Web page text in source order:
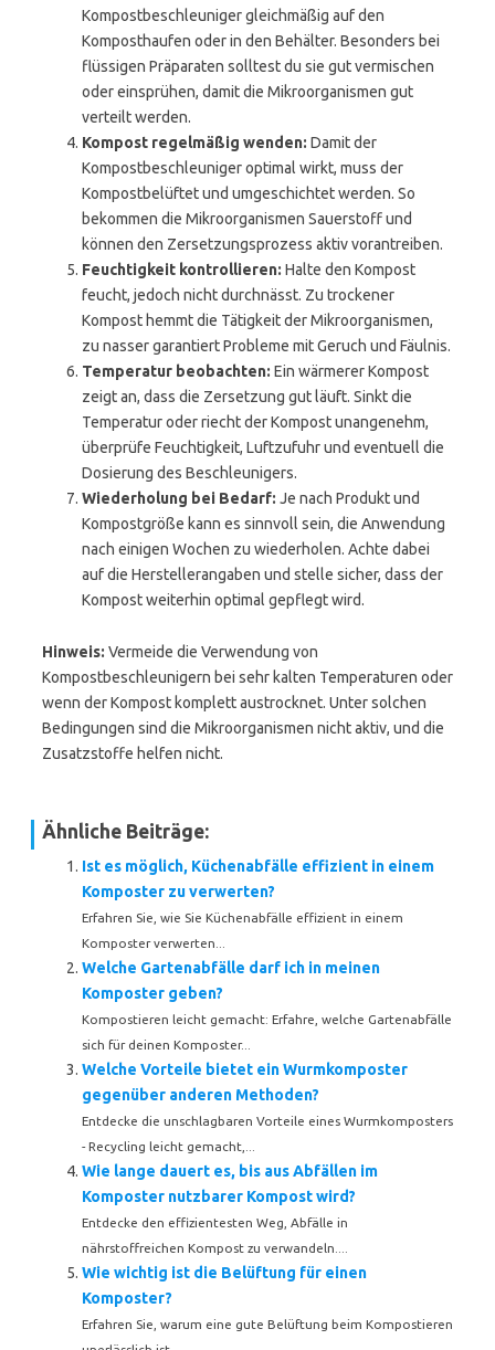
Kompostbeschleuniger gleichmäßig auf den
Komposthaufen oder in den Behälter. Besonders bei
flüssigen Präparaten solltest du sie gut vermischen
oder einsprühen, damit die Mikroorganismen gut
verteilt werden.
Kompost regelmäßig wenden: Damit der
Kompostbeschleuniger optimal wirkt, muss der
Kompostbelüftet und umgeschichtet werden. So
bekommen die Mikroorganismen Sauerstoff und
können den Zersetzungsprozess aktiv vorantreiben.
Feuchtigkeit kontrollieren: Halte den Kompost
feucht, jedoch nicht durchnässt. Zu trockener
Kompost hemmt die Tätigkeit der Mikroorganismen,
zu nasser garantiert Probleme mit Geruch und Fäulnis.
Temperatur beobachten: Ein wärmerer Kompost
zeigt an, dass die Zersetzung gut läuft. Sinkt die
Temperatur oder riecht der Kompost unangenehm,
überprüfe Feuchtigkeit, Luftzufuhr und eventuell die
Dosierung des Beschleunigers.
Wiederholung bei Bedarf: Je nach Produkt und
Kompostgröße kann es sinnvoll sein, die Anwendung
nach einigen Wochen zu wiederholen. Achte dabei
auf die Herstellerangaben und stelle sicher, dass der
Kompost weiterhin optimal gepflegt wird.
Hinweis: Vermeide die Verwendung von
Kompostbeschleunigern bei sehr kalten Temperaturen oder
wenn der Kompost komplett austrocknet. Unter solchen
Bedingungen sind die Mikroorganismen nicht aktiv, und die
Zusatzstoffe helfen nicht.
Ähnliche Beiträge:
Ist es möglich, Küchenabfälle effizient in einem
Komposter zu verwerten?
Erfahren Sie, wie Sie Küchenabfälle effizient in einem
Komposter verwerten...
Welche Gartenabfälle darf ich in meinen
Komposter geben?
Kompostieren leicht gemacht: Erfahre, welche Gartenabfälle
sich für deinen Komposter...
Welche Vorteile bietet ein Wurmkomposter
gegenüber anderen Methoden?
Entdecke die unschlagbaren Vorteile eines Wurmkomposters
- Recycling leicht gemacht,...
Wie lange dauert es, bis aus Abfällen im
Komposter nutzbarer Kompost wird?
Entdecke den effizientesten Weg, Abfälle in
nährstoffreichen Kompost zu verwandeln....
Wie wichtig ist die Belüftung für einen
Komposter?
Erfahren Sie, warum eine gute Belüftung beim Kompostieren